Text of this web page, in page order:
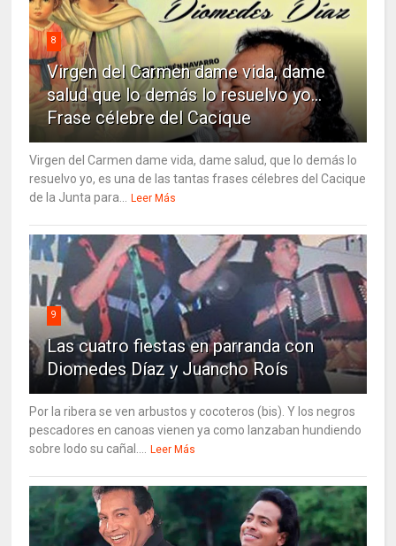
8
Virgen del Carmen dame vida, dame
salud que lo demás lo resuelvo yo…
Frase célebre del Cacique
Virgen del Carmen dame vida, dame salud, que lo demás lo
resuelvo yo, es una de las tantas frases célebres del Cacique
de la Junta para...
Leer Más
9
Las cuatro fiestas en parranda con
Diomedes Díaz y Juancho Roís
Por la ribera se ven arbustos y cocoteros (bis). Y los negros
pescadores en canoas vienen ya como lanzaban hundiendo
sobre lodo su cañal....
Leer Más